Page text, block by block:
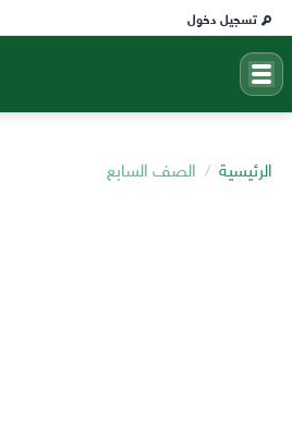
تسجيل دخول
الرئيسية الصف السابع